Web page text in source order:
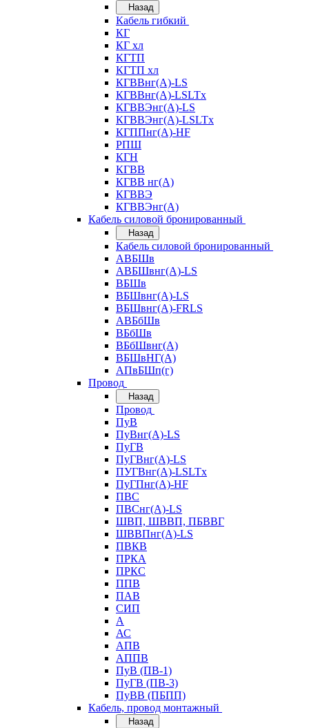
Назад
Кабель гибкий
КГ
КГ хл
КГТП
КГТП хл
КГВВнг(А)-LS
КГВВнг(А)-LSLTx
КГВВЭнг(А)-LS
КГВВЭнг(А)-LSLTx
КГППнг(А)-HF
РПШ
КГН
КГВВ
КГВВ нг(А)
КГВВЭ
КГВВЭнг(А)
Кабель силовой бронированный
Назад
Кабель силовой бронированный
АВБШв
АВБШвнг(А)-LS
ВБШв
ВБШвнг(А)-LS
ВБШвнг(А)-FRLS
АВБбШв
ВБбШв
ВБбШвнг(А)
ВБШвНГ(А)
АПвБШп(г)
Провод
Назад
Провод
ПуВ
ПуВнг(А)-LS
ПуГВ
ПуГВнг(А)-LS
ПУГВнг(А)-LSLTx
ПуГПнг(А)-HF
ПВС
ПВСнг(А)-LS
ШВП, ШВВП, ПБВВГ
ШВВПнг(А)-LS
ПВКВ
ПРКА
ПРКС
ППВ
ПАВ
СИП
А
АС
АПВ
АППВ
ПуВ (ПВ-1)
ПуГВ (ПВ-3)
ПуВВ (ПБПП)
Кабель, провод монтажный
Назад